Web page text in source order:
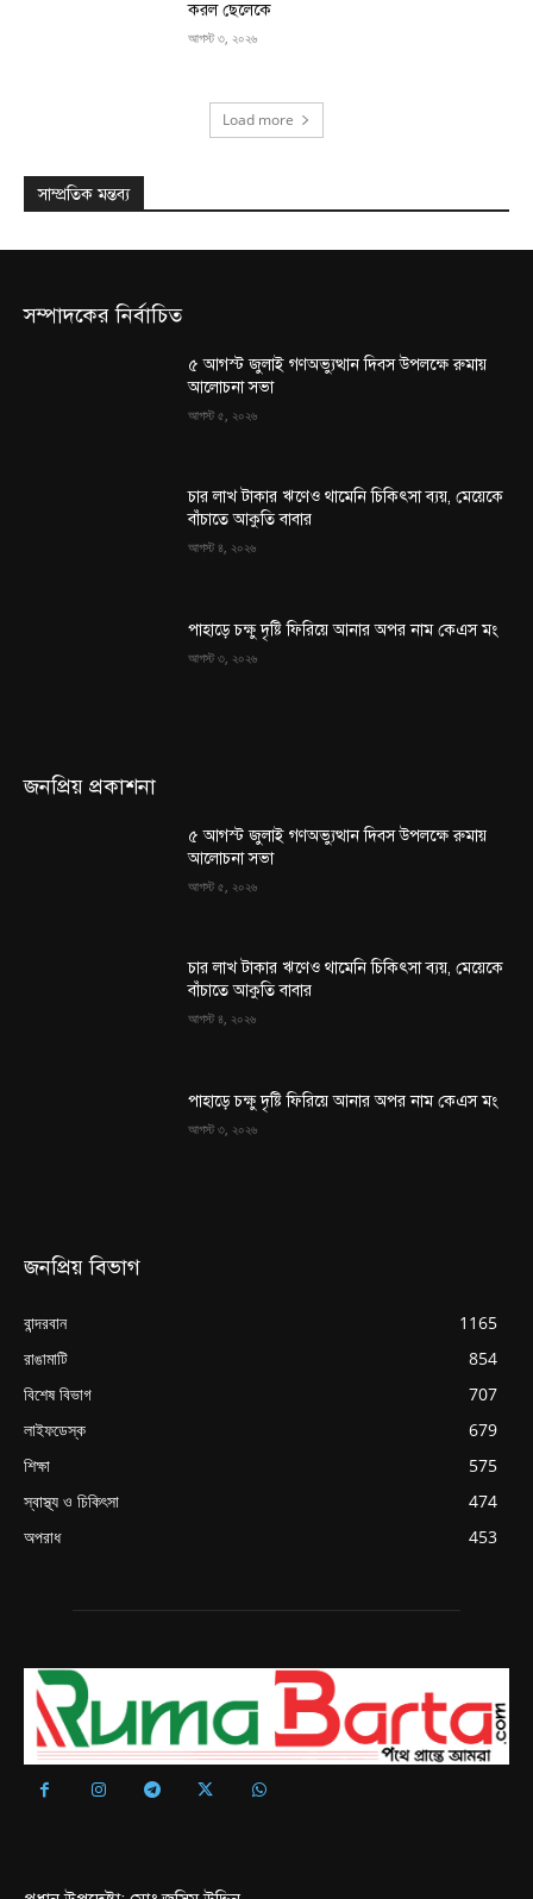
করল ছেলেকে
আগস্ট ৩, ২০২৬
Load more
সাম্প্রতিক মন্তব্য
সম্পাদকের নির্বাচিত
৫ আগস্ট জুলাই গণঅভ্যুত্থান দিবস উপলক্ষে রুমায়
আলোচনা সভা
আগস্ট ৫, ২০২৬
চার লাখ টাকার ঋণেও থামেনি চিকিৎসা ব্যয়, মেয়েকে
বাঁচাতে আকুতি বাবার
আগস্ট ৪, ২০২৬
পাহাড়ে চক্ষু দৃষ্টি ফিরিয়ে আনার অপর নাম কেএস মং
আগস্ট ৩, ২০২৬
জনপ্রিয় প্রকাশনা
৫ আগস্ট জুলাই গণঅভ্যুত্থান দিবস উপলক্ষে রুমায়
আলোচনা সভা
আগস্ট ৫, ২০২৬
চার লাখ টাকার ঋণেও থামেনি চিকিৎসা ব্যয়, মেয়েকে
বাঁচাতে আকুতি বাবার
আগস্ট ৪, ২০২৬
পাহাড়ে চক্ষু দৃষ্টি ফিরিয়ে আনার অপর নাম কেএস মং
আগস্ট ৩, ২০২৬
জনপ্রিয় বিভাগ
বান্দরবান
1165
রাঙামাটি
854
বিশেষ বিভাগ
707
লাইফডেস্ক
679
শিক্ষা
575
স্বাস্থ্য ও চিকিৎসা
474
অপরাধ
453